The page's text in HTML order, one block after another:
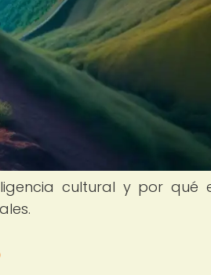
cultural y por qué